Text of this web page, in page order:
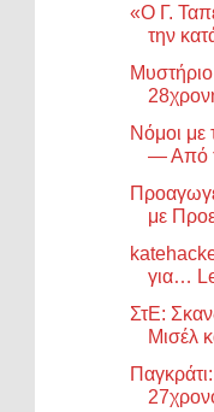
«Ο Γ.
την
Νόμοι με
— Από
με
για…
ΣτΕ:
Μισέλ